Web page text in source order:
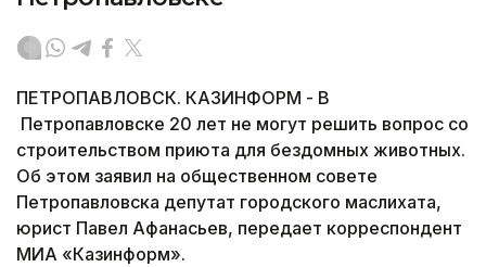
ПЕТРОПАВЛОВСК. КАЗИНФОРМ - В
Петропавловске 20 лет не могут решить вопрос со
строительством приюта для бездомных животных.
Об этом заявил на общественном совете
Петропавловска депутат городского маслихата,
юрист Павел Афанасьев, передает корреспондент
МИА «Казинформ».